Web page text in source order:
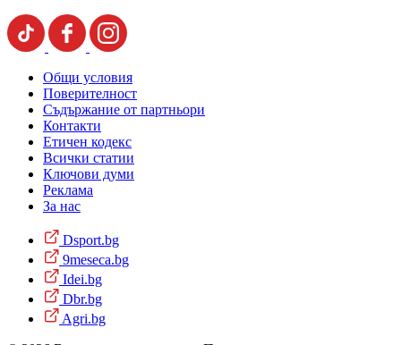
Общи условия
Поверителност
Съдържание от партньори
Контакти
Етичен кодекс
Всички статии
Ключови думи
Реклама
За нас
Dsport.bg
9meseca.bg
Idei.bg
Dbr.bg
Agri.bg